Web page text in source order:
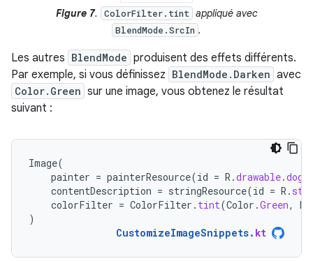
Figure 7. ColorFilter.tint appliqué avec
BlendMode.SrcIn .
Les autres BlendMode produisent des effets différents.
Par exemple, si vous définissez BlendMode.Darken avec
Color.Green sur une image, vous obtenez le résultat
suivant :
Image(
painter = painterResource(id = R .drawable.dog
contentDescription = stringResource(id = R .
colorFilter = ColorFilter . tint(Color .Green,
)
CustomizeImageSnippets. kt